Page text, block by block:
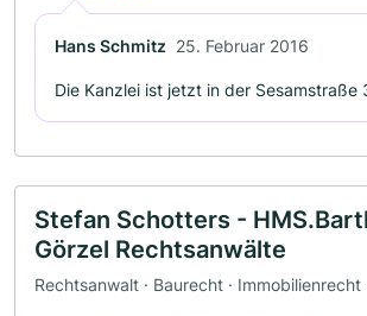
Hans Schmitz 25. Februar 2016
Die Kanzlei ist jetzt in der Sesamstraße
Stefan Schotters -
Görzel Rechtsanwälte
Rechtsanwalt · Baurecht · Immobilienrecht